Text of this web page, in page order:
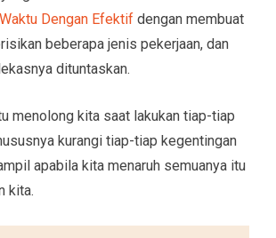
Dengan Efektif dengan membuat
beberapa jenis pekerjaan, dan
dituntaskan.
menolong kita saat lakukan tiap-tiap
kurangi tiap-tiap kegentingan
apabila kita menaruh semuanya itu
kita.